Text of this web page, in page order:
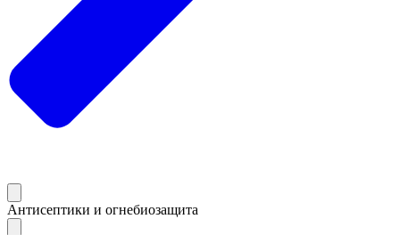
Антисептики и огнебиозащита